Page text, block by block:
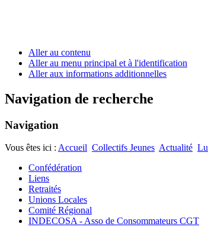
Aller au contenu
Aller au menu principal et à l'identification
Aller aux informations additionnelles
Navigation de recherche
Navigation
Vous êtes ici : Accueil Collectifs Jeunes Actualité
Confédération
Liens
Retraités
Unions Locales
Comité Régional
INDECOSA - Asso de Consommateurs CGT